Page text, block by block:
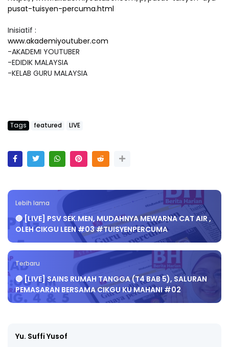
pusat-tuisyen-percuma.html
Inisiatif :
www.akademiyoutuber.com
-AKADEMI YOUTUBER
-EDIDIK MALAYSIA
-KELAB GURU MALAYSIA
Tags featured LIVE
Lebih lama
🔴 [LIVE] PSV SEK.MEN, MUDAHNYA MEWARNA CAT AIR ,
OLEH CIKGU LEEN #03 #TUISYENPERCUMA
Terbaru
🔴 [LIVE] SAINS RUMAH TANGGA (T4 BAB 5), SALURAN
PEMASARAN BERSAMA CIKGU KU MAHANI #02
Yu. Suffi Yusof